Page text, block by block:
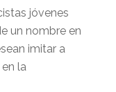
jóvenes
un nombre en
imitar a
la